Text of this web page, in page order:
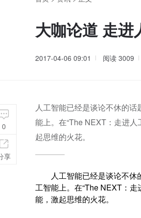
大咖论道 走进
2017-04-06 09:01 阅读 3009
人工智能已经是谈论不休的
能上。在“The NEXT：走进
起思维的火花。
人工智能已经是谈论不休
工智能上。在“The NEXT：
能，激起思维的火花。
0
享